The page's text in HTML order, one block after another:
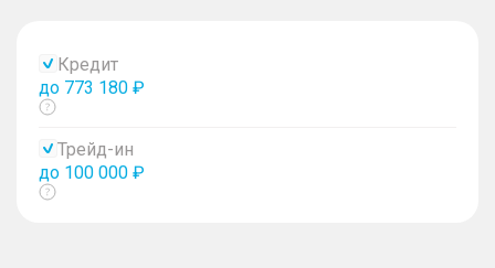
Кредит
до 773 180 ₽
Показать
Трейд-ин
до 100 000 ₽
Показать